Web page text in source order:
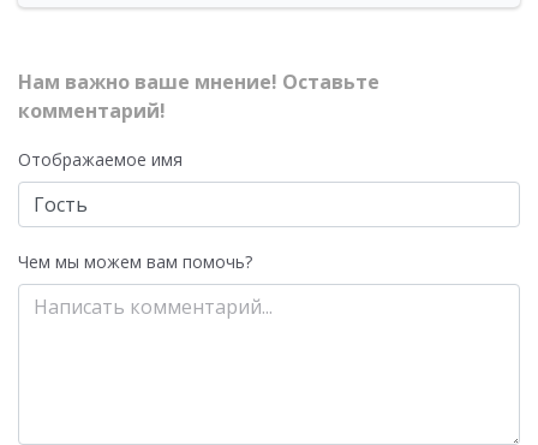
Нам важно ваше мнение! Оставьте
комментарий!
Отображаемое имя
Чем мы можем вам помочь?